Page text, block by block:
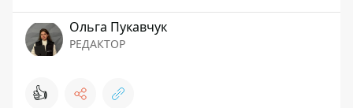
Ольга Пукавчук
РЕДАКТОР
👍